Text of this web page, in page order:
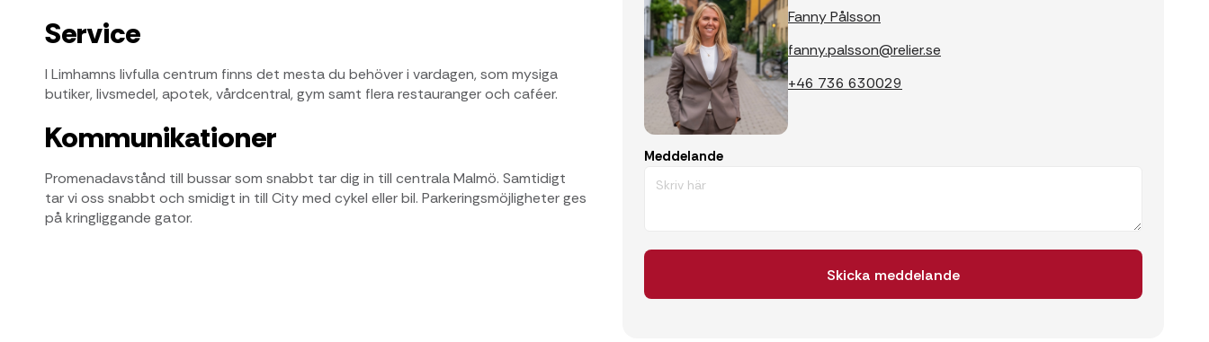
Service
I Limhamns livfulla centrum finns det mesta du behöver i vardagen, som mysiga
butiker, livsmedel, apotek, vårdcentral, gym samt flera restauranger och caféer.
Kommunikationer
Promenadavstånd till bussar som snabbt tar dig in till centrala Malmö. Samtidigt
tar vi oss snabbt och smidigt in till City med cykel eller bil. Parkeringsmöjligheter ges
på kringliggande gator.
Fanny Pålsson
fanny.palsson@relier.se
+46 736 630029
Meddelande